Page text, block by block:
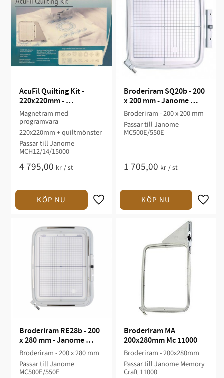
AcuFil Quilting Kit -
220x220mm -
MCH12/14/15000
Magnetram med
programvara
220x220mm + quiltmönster
Passar till Janome
MCH12/14/15000
4 795,00 kr /st
Broderiram SQ20b - 200
x 200 mm - Janome
MC500E/550E
Broderiram - 200 x 200 mm
Passar till Janome
MC500E/550E
1 705,00 kr /st
Broderiram RE28b - 200
x 280 mm - Janome
MC500E/550E
Broderiram - 200 x 280 mm
Passar till Janome
MC500E/550E
Broderiram MA
200x280mm Mc 11000
Broderiram - 200x280mm
Passar till Janome Memory
Craft 11000